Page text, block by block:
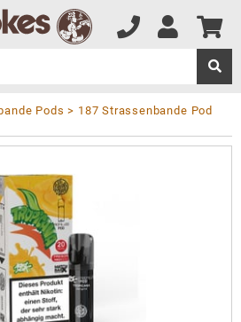
Pods
187 Strassenbande Pod